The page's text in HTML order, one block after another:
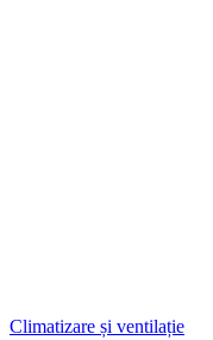
Climatizare și ventilație